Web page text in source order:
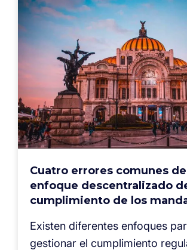
Cuatro errores comunes
enfoque descentralizado
cumplimiento de los
Existen diferentes enfoques
gestionar el cumplimiento